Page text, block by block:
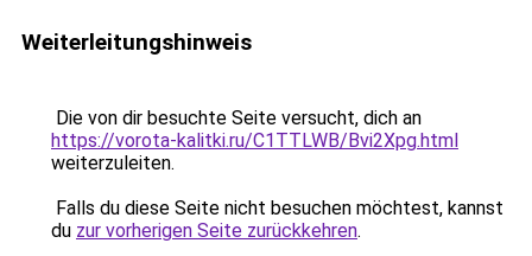
Weiterleitungshinweis
Die von dir besuchte Seite versucht, dich an
https://vorota-kalitki.ru/C1TTLWB/Bvi2Xpg.html
weiterzuleiten.
Falls du diese Seite nicht besuchen möchtest, kannst
du zur vorherigen Seite zurückkehren.